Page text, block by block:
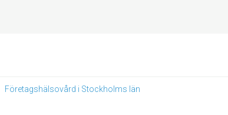
Företagshälsovård i Stockholms län